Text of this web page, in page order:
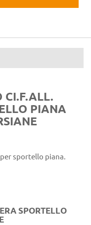
CI.F.ALL.
PIANA
sportello piana.
SPORTELLO